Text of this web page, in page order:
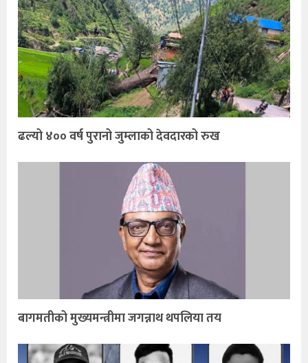
ढल्यो ४०० वर्ष पुरानो जुम्लाको देवदारको रुख
बागमतीको मुख्यमन्त्रीमा जगन्नाथ थपलिया तय